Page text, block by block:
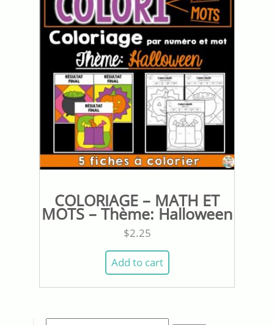
COLORIAGE – MATH ET
MOTS – Thème: Halloween
$2.25
Add to cart